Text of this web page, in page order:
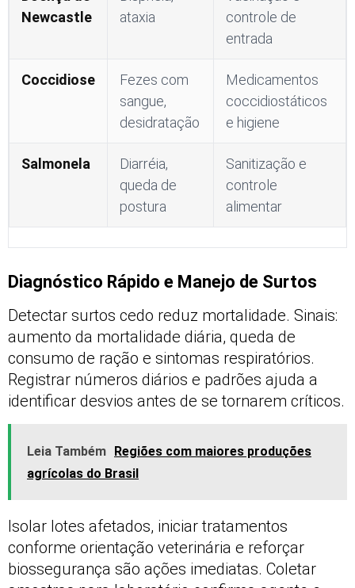
Newcastle
ataxia
controle de
entrada
Coccidiose
Fezes com
sangue,
desidratação
Medicamentos
coccidiostáticos
e higiene
Salmonela
Diarréia,
queda de
postura
Sanitização e
controle
alimentar
Diagnóstico Rápido e Manejo de Surtos
Detectar surtos cedo reduz mortalidade. Sinais:
aumento da mortalidade diária, queda de
consumo de ração e sintomas respiratórios.
Registrar números diários e padrões ajuda a
identificar desvios antes de se tornarem críticos.
Leia Também Regiões com maiores produções
agrícolas do Brasil
Isolar lotes afetados, iniciar tratamentos
conforme orientação veterinária e reforçar
biossegurança são ações imediatas. Coletar